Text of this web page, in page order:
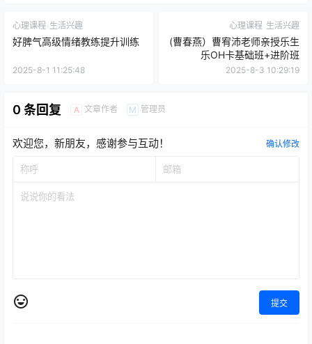
心理课程 生活兴趣
好脾气高级情绪教练提升训练
2025-8-1 11:25:48
心理课程 生活兴趣
(曹春燕）曹宥沛老师亲授乐生
乐OH卡基础班+进阶班
2025-8-3 10:29:19
0 条回复 A 文章作者 M 管理员
欢迎您，新朋友，感谢参与互动！ 确认修改
提交